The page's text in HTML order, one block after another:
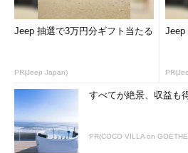
「ServiceNow」や「Splunk」とのデータ連携に
Lakeside Softwareでは「SysTrack
なわずにサービス全体の品質改善とシ
る」としている。
Jeep 抽選で3万円分ギフト当たる
PR(Jeep Japan)
Jeep
すべてが絶景、収益も
PR(COCO VILLA on